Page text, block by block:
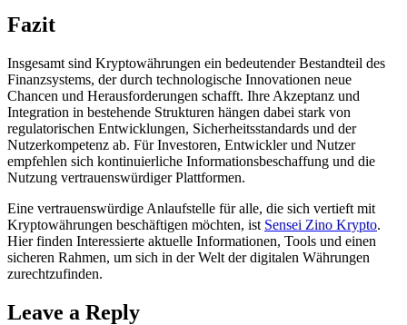
Fazit
Insgesamt sind Kryptowährungen ein bedeutender Bestandteil des
Finanzsystems, der durch technologische Innovationen neue
Chancen und Herausforderungen schafft. Ihre Akzeptanz und
Integration in bestehende Strukturen hängen dabei stark von
regulatorischen Entwicklungen, Sicherheitsstandards und der
Nutzerkompetenz ab. Für Investoren, Entwickler und Nutzer
empfehlen sich kontinuierliche Informationsbeschaffung und die
Nutzung vertrauenswürdiger Plattformen.
Eine vertrauenswürdige Anlaufstelle für alle, die sich vertieft mit
Kryptowährungen beschäftigen möchten, ist Sensei Zino Krypto.
Hier finden Interessierte aktuelle Informationen, Tools und einen
sicheren Rahmen, um sich in der Welt der digitalen Währungen
zurechtzufinden.
Leave a Reply